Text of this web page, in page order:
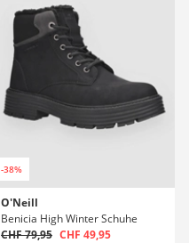
-38%
O'Neill
Benicia High Winter Schuhe
CHF 79,95 CHF 49,95